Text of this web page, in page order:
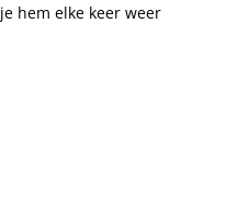
hem elke keer weer